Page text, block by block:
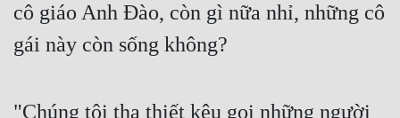
Điền Văn
cô giáo Anh Đào, còn gì nữa nhỉ, những cô
gái này còn sống không?
"Chúng tôi tha thiết kêu gọi những người